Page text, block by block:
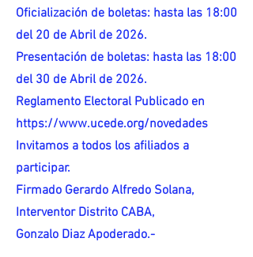
Oficialización de boletas: hasta las 18:00
del 20 de Abril de 2026.
Presentación de boletas: hasta las 18:00
del 30 de Abril de 2026.
Reglamento Electoral Publicado en
https://www.ucede.org/novedades
Invitamos a todos los afiliados a
participar.
Firmado Gerardo Alfredo Solana,
Interventor Distrito CABA,
Gonzalo Diaz Apoderado.-